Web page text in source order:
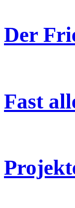
Der
Fast